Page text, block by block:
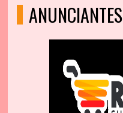
ANUNCIANTES